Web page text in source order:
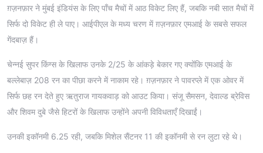
ग़ज़नफ़ार ने मुंबई इंडियंस के लिए पाँच मैचों में आठ विकेट लिए हैं, जबकि नबी सात मैचों में
सिर्फ दो विकेट ही ले पाए। आईपीएल के मध्य चरण में ग़ज़नफ़ार एमआई के सबसे सफल
गेंदबाज़ हैं।
चेन्नई सुपर किंग्स के खिलाफ उनके 2/25 के आंकड़े बेकार गए क्योंकि एमआई के
बल्लेबाज़ 208 रन का पीछा करने में नाकाम रहे। ग़ज़नफ़ार ने पावरप्ले में एक ओवर में
सिर्फ छह रन देते हुए ऋतुराज गायकवाड़ को आउट किया। संजू सैमसन, देवाल्ड ब्रेविस
और शिवम दुबे जैसे हिटरों के खिलाफ उन्होंने अपनी विविधताएँ दिखाईं।
उनकी इकॉनमी 6.25 रही, जबकि मिशेल सैंटनर 11 की इकॉनमी से रन लुटा रहे थे।